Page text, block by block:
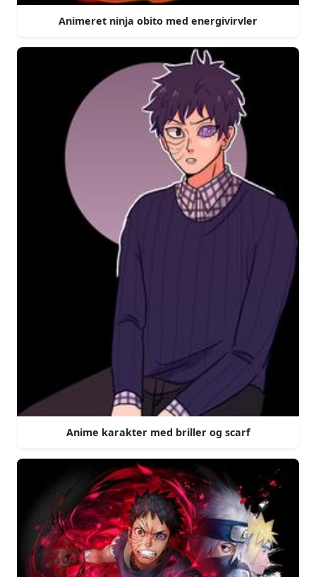
Animeret ninja obito med energivirvler
Anime karakter med briller og scarf